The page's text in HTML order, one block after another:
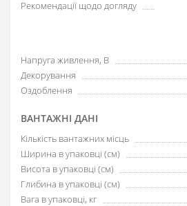
Рекомендації щодо догляду
Напруга живлення, В
Декорування
Оздоблення
ВАНТАЖНІ ДАНІ
Кількість вантажних місць
Ширина в упаковці (см)
Висота в упаковці (см)
Глибина в упаковці (см)
Вага в упаковці, кг